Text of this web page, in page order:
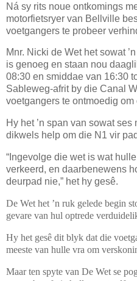
Ná sy rits noue ontkomings
motorfiets­ryer van Bellville
voetgangers te probeer
Mnr. Nicki de Wet het sowat
is genoeg en staan nou
08:30 en smiddae van 16:30
Sableweg-afrit by die Canal
voetgangers te ontmoedig
Hy het ’n span van sowat
dikwels help om die N1 vir
“Ingevolge die wet is wat
verkeerd, en daarbenewens
deurpad nie,” het hy gesê.
De Wet het ’n ruk gelede begin
gevare van hul optrede
Hy het gesê dit blyk dat die
meeste van hulle vra om
Maar ten spyte van De Wet se